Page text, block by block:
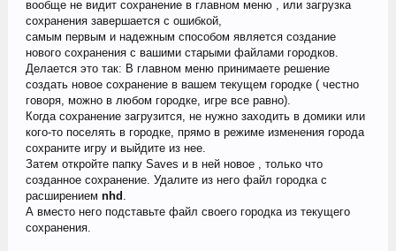
вообще не видит сохранение в главном меню , или загрузка
сохранения завершается с ошибкой,
самым первым и надежным способом является создание
нового сохранения с вашими старыми файлами городков.
Делается это так: В главном меню принимаете решение
создать новое сохранение в вашем текущем городке ( честно
говоря, можно в любом городке, игре все равно).
Когда сохранение загрузится, не нужно заходить в домики или
кого-то поселять в городке, прямо в режиме изменения города
сохраните игру и выйдите из нее.
Затем откройте папку Saves и в ней новое , только что
созданное сохранение. Удалите из него файл городка с
расширением nhd
А вместо него подставьте файл своего городка из текущего
сохранения.